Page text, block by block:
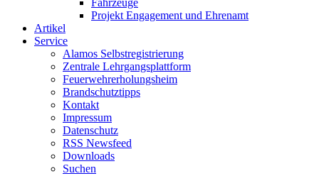
Fahrzeuge
Projekt Engagement und Ehrenamt
Artikel
Service
Alamos Selbstregistrierung
Zentrale Lehrgangsplattform
Feuerwehrerholungsheim
Brandschutztipps
Kontakt
Impressum
Datenschutz
RSS Newsfeed
Downloads
Suchen